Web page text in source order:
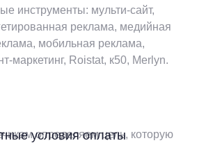
инструменты: мульти-сайт,
реклама, медийная
мобильная реклама,
маркетинг, Roistat, к50, Merlyn.
условия оплаты
определяем цель, которую